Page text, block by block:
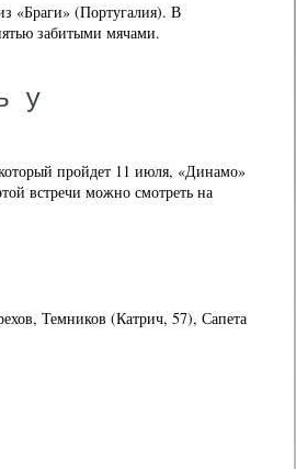
«Браги» (Португалия). В
забитыми мячами.
у
пройдет 11 июля, «Динамо»
встречи можно смотреть на
Темников (Катрич, 57), Сапета